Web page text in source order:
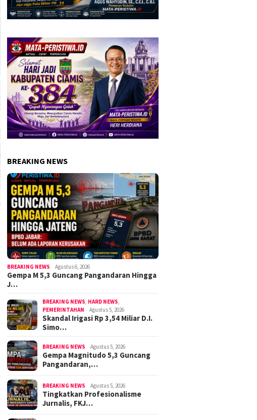
BREAKING NEWS
BREAKING NEWS Agustus 6, 2026
Gempa M 5,3 Guncang Pangandaran Hingga
J…
BREAKING NEWS HARD NEWS
PEMERINTAHAN
Agustus 5, 2026
Skandal Irigasi Rp 3,54 Miliar D.I.
Simo…
BREAKING NEWS Agustus 5, 2026
Gempa Magnitudo 5,3 Guncang
Pangandaran,…
BREAKING NEWS Agustus 5, 2026
Tingkatkan Profesionalisme
Jurnalis, FKJ…